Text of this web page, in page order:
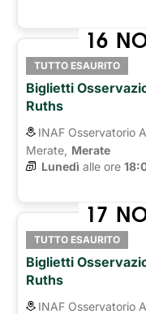
16
TUTTO ESAURITO
Biglietti
Ruths
INAF Osservatorio
Merate, Merate
Lunedì alle ore
17
TUTTO ESAURITO
Biglietti
Ruths
INAF Osservatorio